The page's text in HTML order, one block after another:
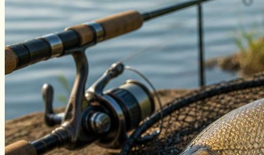
Виды ловли
Зимняя рыбалка
Нахлыст
Снаряжение
Эхолоты
Лодки и моторы
Узлы
Рецепты
Разное